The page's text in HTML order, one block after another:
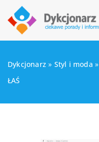
Dykcjonarz » Styl i moda »
ŁAŚ